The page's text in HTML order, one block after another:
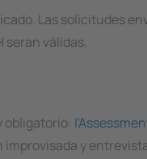
Las solicitudes
seran válidas.
obligatorio:
y